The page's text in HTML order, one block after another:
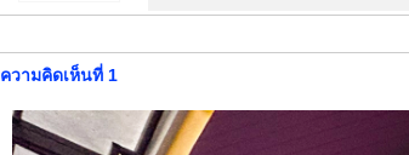
ความคิดเห็นที่ 1